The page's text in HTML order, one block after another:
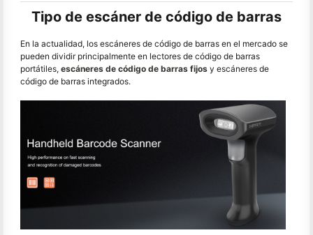
Tipo de escáner de código de barras
En la actualidad, los escáneres de código de barras en el mercado se
pueden dividir principalmente en lectores de código de barras
portátiles, escáneres de código de barras fijos y escáneres de
código de barras integrados.